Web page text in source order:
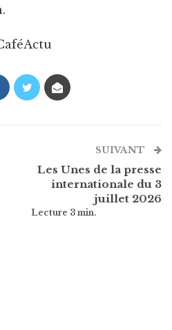
SUIVANT
Les Unes de la presse
internationale du 3
juillet 2026